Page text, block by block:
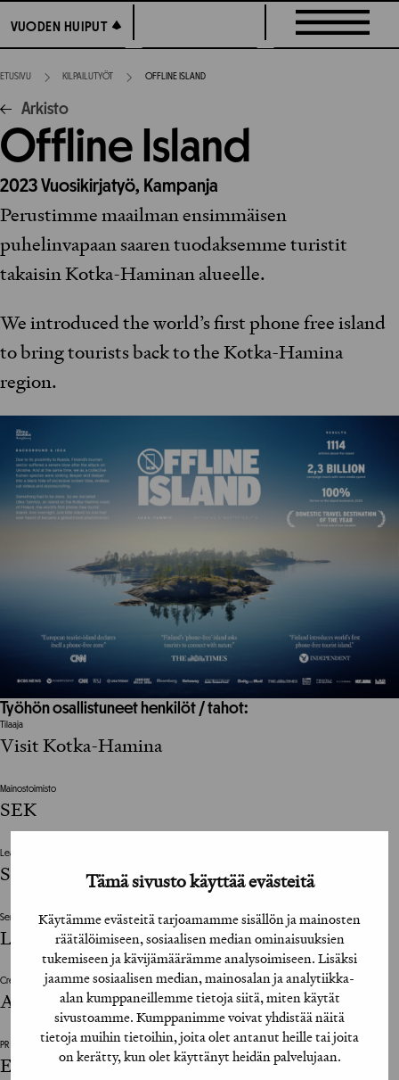
Tämä sivusto käyttää evästeitä
Käytämme evästeitä tarjoamamme sisällön ja mainosten
räätälöimiseen, sosiaalisen median ominaisuuksien
tukemiseen ja kävijämäärämme analysoimiseen. Lisäksi
jaamme sosiaalisen median, mainosalan ja analytiikka-
alan kumppaneillemme tietoja siitä, miten käytät
sivustoamme. Kumppanimme voivat yhdistää näitä
tietoja muihin tietoihin, joita olet antanut heille tai joita
on kerätty, kun olet käyttänyt heidän palvelujaan.
suoraan
sisältöön
VUODEN HUIPUT
VUODEN HUIPUT
ETUSIVU KILPAILUTYÖT OFFLINE ISLAND
Arkisto
Offline Island
2023Vuosikirjatyö, Kampanja
Perustimme maailman ensimmäisen
puhelinvapaan saaren tuodaksemme turistit
takaisin Kotka-Haminan alueelle.
We introduced the world’s first phone free island
to bring tourists back to the Kotka-Hamina
region.
Työhön osallistuneet henkilöt / tahot:
Tilaaja
Visit Kotka-Hamina
Mainostoimisto
SEK
Lead Creative
Samuel Räikkönen
Senior Creative
Laura Syväniemi
Creative
Anna Huttunen, Matilda Mäkinen
PR
Essi Orama, Julia Ruuskanen, Anne Laiho